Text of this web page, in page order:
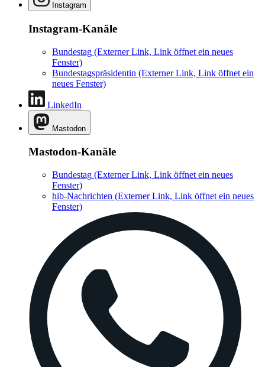
Instagram
Instagram-Kanäle
Bundestag (Externer Link, Link öffnet ein neues
Fenster)
Bundestagspräsidentin (Externer Link, Link öffnet ein
neues Fenster)
LinkedIn
Mastodon
Mastodon-Kanäle
Bundestag (Externer Link, Link öffnet ein neues
Fenster)
hib-Nachrichten (Externer Link, Link öffnet ein neues
Fenster)